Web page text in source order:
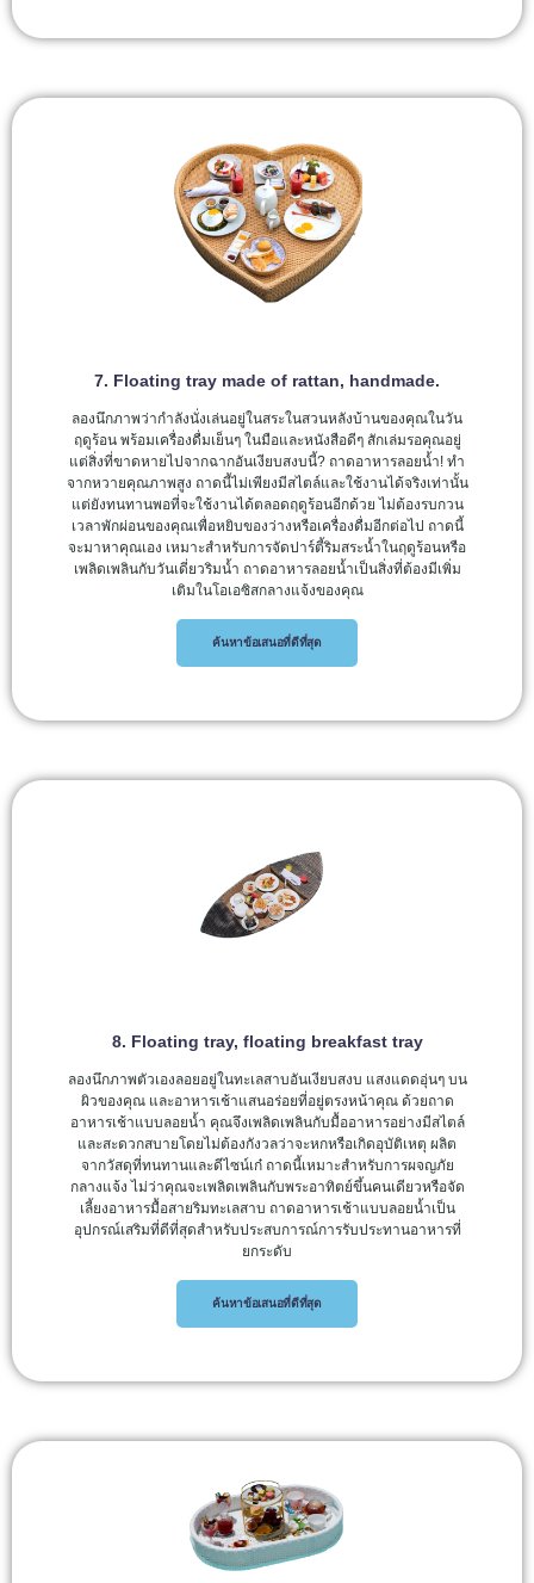
7. Floating tray made of rattan, handmade.
ลองนึกภาพว่ากำลังนั่งเล่นอยู่ในสระในสวนหลังบ้านของคุณในวัน
ฤดูร้อน พร้อมเครื่องดื่มเย็นๆ ในมือและหนังสือดีๆ สักเล่มรอคุณอยู่
แต่สิ่งที่ขาดหายไปจากฉากอันเงียบสงบนี้? ถาดอาหารลอยน้ำ! ทำ
จากหวายคุณภาพสูง ถาดนี้ไม่เพียงมีสไตล์และใช้งานได้จริงเท่านั้น
แต่ยังทนทานพอที่จะใช้งานได้ตลอดฤดูร้อนอีกด้วย ไม่ต้องรบกวน
เวลาพักผ่อนของคุณเพื่อหยิบของว่างหรือเครื่องดื่มอีกต่อไป ถาดนี้
จะมาหาคุณเอง เหมาะสำหรับการจัดปาร์ตี้ริมสระน้ำในฤดูร้อนหรือ
เพลิดเพลินกับวันเดี่ยวริมน้ำ ถาดอาหารลอยน้ำเป็นสิ่งที่ต้องมีเพิ่ม
เติมในโอเอซิสกลางแจ้งของคุณ
ค้นหาข้อเสนอที่ดีที่สุด
8. Floating tray, floating breakfast tray
ลองนึกภาพตัวเองลอยอยู่ในทะเลสาบอันเงียบสงบ แสงแดดอุ่นๆ บน
ผิวของคุณ และอาหารเช้าแสนอร่อยที่อยู่ตรงหน้าคุณ ด้วยถาด
อาหารเช้าแบบลอยน้ำ คุณจึงเพลิดเพลินกับมื้ออาหารอย่างมีสไตล์
และสะดวกสบายโดยไม่ต้องกังวลว่าจะหกหรือเกิดอุบัติเหตุ ผลิต
จากวัสดุที่ทนทานและดีไซน์เก๋ ถาดนี้เหมาะสำหรับการผจญภัย
กลางแจ้ง ไม่ว่าคุณจะเพลิดเพลินกับพระอาทิตย์ขึ้นคนเดียวหรือจัด
เลี้ยงอาหารมื้อสายริมทะเลสาบ ถาดอาหารเช้าแบบลอยน้ำเป็น
อุปกรณ์เสริมที่ดีที่สุดสำหรับประสบการณ์การรับประทานอาหารที่
ยกระดับ
ค้นหาข้อเสนอที่ดีที่สุด